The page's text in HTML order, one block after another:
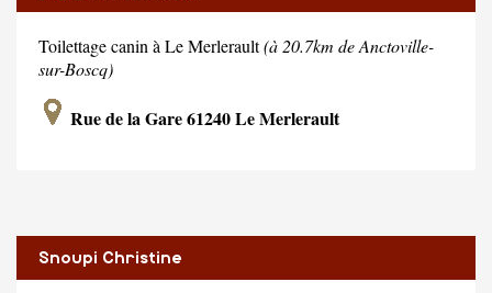
Toilettage canin à Le Merlerault(à 20.7km de Anctoville-
sur-Boscq)
Rue de la Gare 61240 Le Merlerault
Snoupi Christine